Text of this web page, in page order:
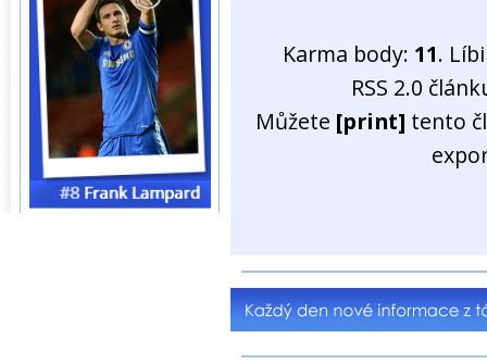
Karma body: 11.
RSS 2.0
Můžete [print] tento